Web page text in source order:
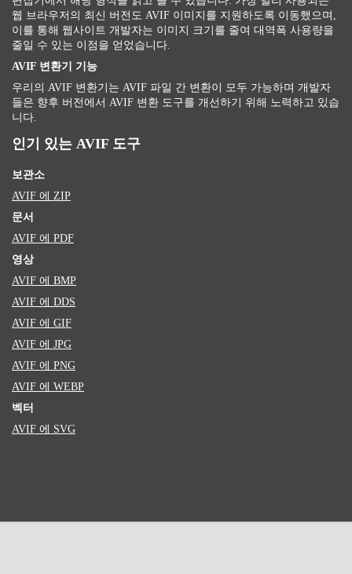
웹 브라우저의 최신 버전도 AVIF 이미지를 지원하도록 이동했으며,
이를 통해 웹사이트 개발자는 이미지 크기를 줄여 대역폭 사용량을
줄일 수 있는 이점을 얻었습니다.
AVIF 변환기 기능
우리의 AVIF 변환기는 AVIF 파일 간 변환이 모두 가능하며 개발자
들은 향후 버전에서 AVIF 변환 도구를 개선하기 위해 노력하고 있습
니다.
인기 있는 AVIF 도구
보관소
AVIF 에 ZIP
문서
AVIF 에 PDF
영상
AVIF 에 BMP
AVIF 에 DDS
AVIF 에 GIF
AVIF 에 JPG
AVIF 에 PNG
AVIF 에 WEBP
벡터
AVIF 에 SVG